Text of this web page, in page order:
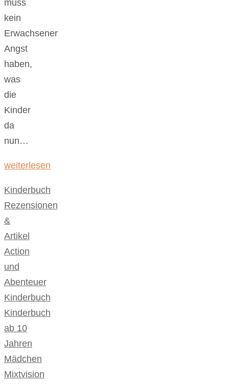
muss
kein
Erwachsener
Angst
haben,
was
die
Kinder
da
nun…
weiterlesen
Kinderbuch
Rezensionen
&
Artikel
Action
und
Abenteuer,
Kinderbuch
Kinderbuch
ab 10
Jahren
Mädchen
Mixtvision